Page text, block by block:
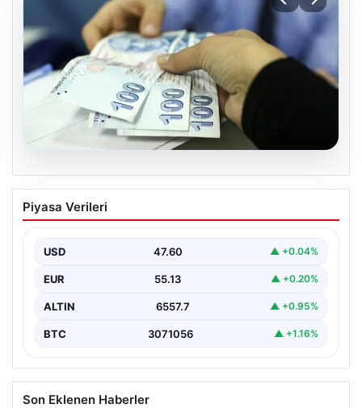
Nisan 2026 Doğum Yardımı Ödemeleri
Başladı: Bakan Göktaş Açıkladı
ailelerin beklediği şekilde hesaplara yatırılmaya devam
ediyor.…
Piyasa Verileri
USD 47.60 ▲ +0.04%
EUR 55.13 ▲ +0.20%
ALTIN 6557.7 ▲ +0.95%
BTC 3071056 ▲ +1.16%
Son Eklenen Haberler